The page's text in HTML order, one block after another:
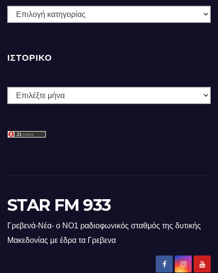
ΚΑΤΗΓΟΡΙΕΣ
ΙΣΤΟΡΙΚΌ
Ιστορικό
STAR FM 933
Γρεβενά-Νέα- ο ΝΟ1 ραδιοφωνικός σταθμός της δυτικής
Μακεδονίας με έδρα τα Γρεβενα